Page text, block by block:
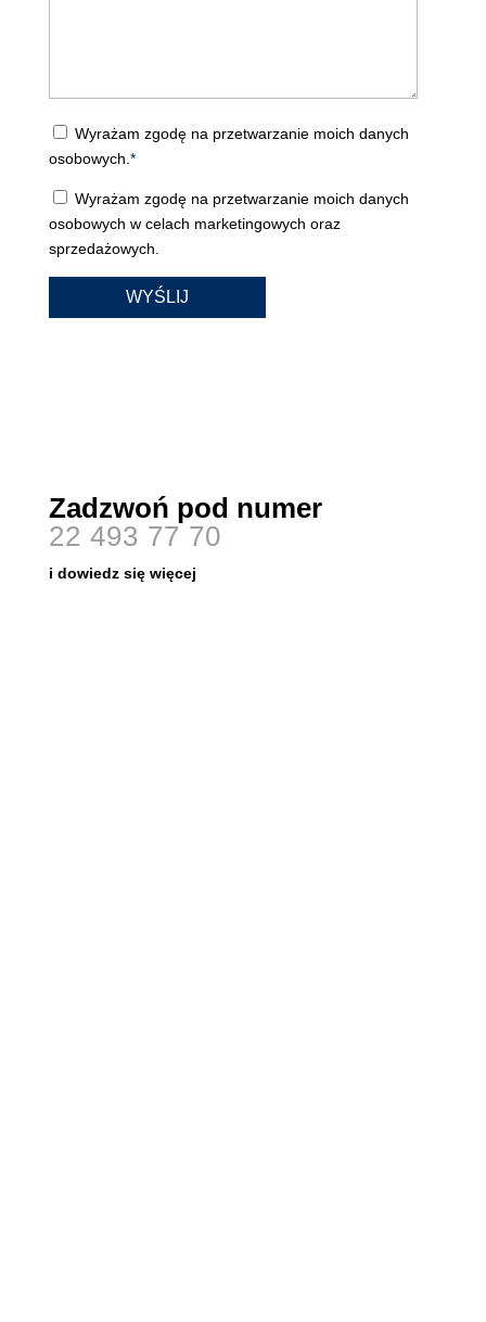
Wyrażam zgodę na przetwarzanie moich danych
osobowych. *
Wyrażam zgodę na przetwarzanie moich danych
osobowych w celach marketingowych oraz
sprzedażowych.
Zadzwoń pod numer
22 493 77 70
i dowiedz się więcej